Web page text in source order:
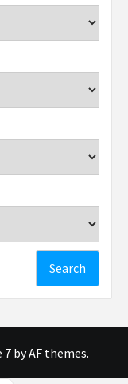
7 by AF themes.